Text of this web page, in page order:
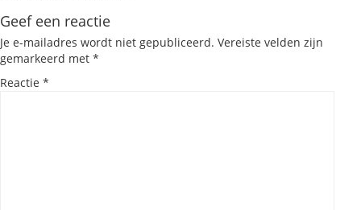
Geef een reactie
Je e-mailadres wordt niet gepubliceerd. Vereiste velden zijn
gemarkeerd met *
Reactie *